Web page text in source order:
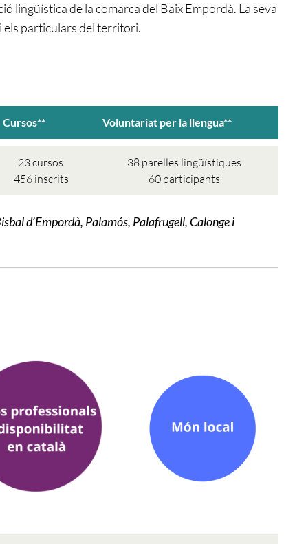
lingüística de la comarca del Baix Empordà. La seva
els particulars del territori.
Cursos** Voluntariat per la llengua**
23 cursos
456 inscrits
38 parelles lingüístiques
60 participants
d’Empordà, Palamós, Palafrugell, Calonge i